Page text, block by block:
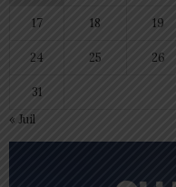
17 18 19
24 25 26
31
« Juil